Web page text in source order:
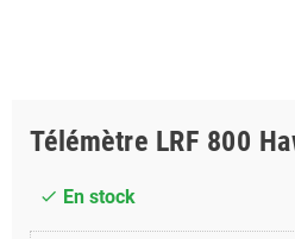
Télémètre LRF 800
check En stock